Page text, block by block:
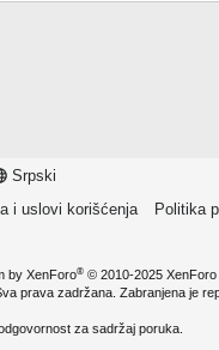
Srpski
i uslovi korišćenja Politika
by XenForo® © 2010-2025 XenForo
prava zadržana. Zabranjena je
za sadržaj poruka.